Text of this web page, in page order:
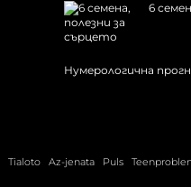
6
Нумерологична
Tialoto Az-jenata Puls